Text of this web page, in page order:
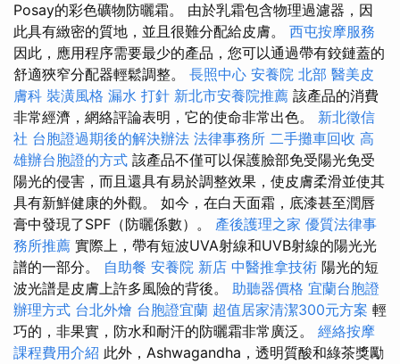
Posay的彩色礦物防曬霜。 由於乳霜包含物理過濾器，因
此具有緻密的質地，並且很難分配給皮膚。 西屯按摩服務
因此，應用程序需要最少的產品，您可以通過帶有鉸鏈蓋的
舒適狹窄分配器輕鬆調整。 長照中心 安養院 北部 醫美皮
膚科 裝潢風格 漏水 打針 新北市安養院推薦 該產品的消費
非常經濟，網絡評論表明，它的使命非常出色。 新北徵信
社 台胞證過期後的解決辦法 法律事務所 二手攤車回收 高
雄辦台胞證的方式 該產品不僅可以保護臉部免受陽光免受
陽光的侵害，而且還具有易於調整效果，使皮膚柔滑並使其
具有新鮮健康的外觀。 如今，在白天面霜，底漆甚至潤唇
膏中發現了SPF（防曬係數）。 產後護理之家 優質法律事
務所推薦 實際上，帶有短波UVA射線和UVB射線的陽光光
譜的一部分。 自助餐 安養院 新店 中醫推拿技術 陽光的短
波光譜是皮膚上許多風險的背後。 助聽器價格 宜蘭台胞證
辦理方式 台北外燴 台胞證宜蘭 超值居家清潔300元方案 輕
巧的，非果實，防水和耐汗的防曬霜非常廣泛。 經絡按摩
課程費用介紹 此外，Ashwagandha，透明質酸和綠茶獎勵